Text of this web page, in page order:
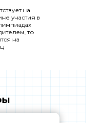
на
участия в
то
на